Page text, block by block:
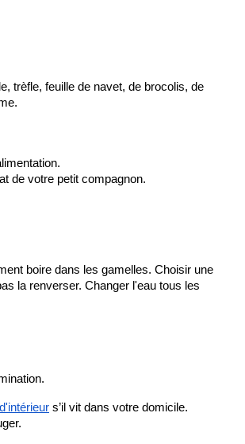
trèfle, feuille de navet, de brocolis, de
de votre petit compagnon.
boire dans les gamelles. Choisir une
la renverser. Changer l'eau tous les
s’il vit dans votre domicile.